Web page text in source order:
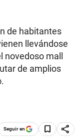
de habitantes
llevándose
mall
de amplios
Seguir en